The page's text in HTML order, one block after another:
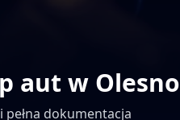
aut w Olesno
dokumentacja